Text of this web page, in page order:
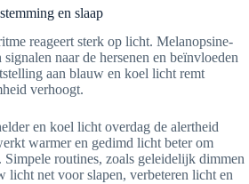
en slaap
reageert sterk op licht. Melanopsine-
naar de hersenen en beïnvloeden
aan blauw en koel licht remt
verhoogt.
en koel licht overdag de alertheid
warmer en gedimd licht beter om
Simpele routines, zoals geleidelijk dimmen
licht net voor slapen, verbeteren licht en